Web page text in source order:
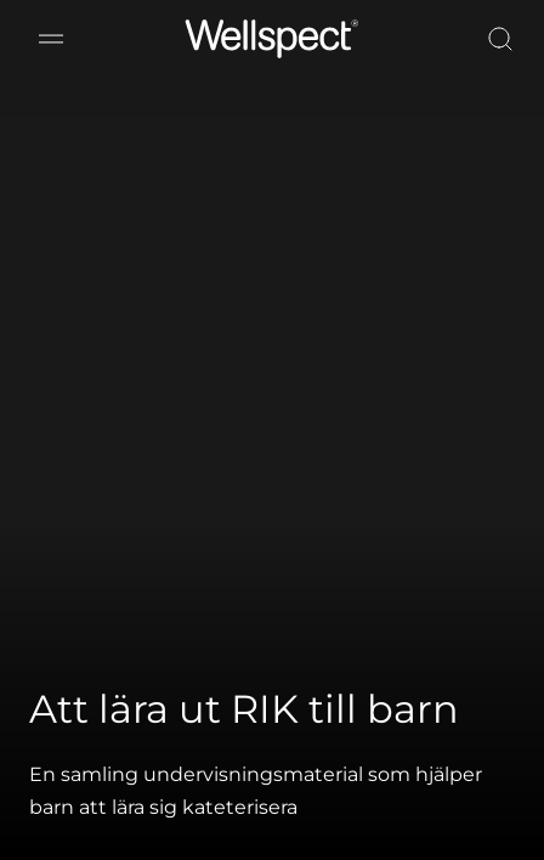
Wellspect
Att lära ut RIK till barn
En samling undervisningsmaterial som hjälper
barn att lära sig kateterisera